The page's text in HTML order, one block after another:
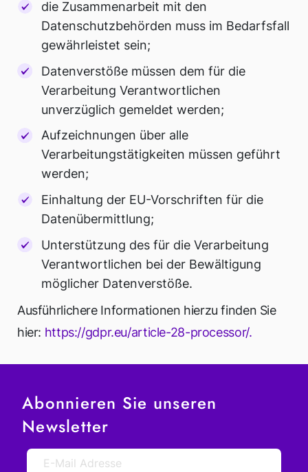
die Zusammenarbeit mit den
Datenschutzbehörden muss im Bedarfsfall
gewährleistet sein;
Datenverstöße müssen dem für die
Verarbeitung Verantwortlichen
unverzüglich gemeldet werden;
Aufzeichnungen über alle
Verarbeitungstätigkeiten müssen geführt
werden;
Einhaltung der EU-Vorschriften für die
Datenübermittlung;
Unterstützung des für die Verarbeitung
Verantwortlichen bei der Bewältigung
möglicher Datenverstöße.
Ausführlichere Informationen hierzu finden Sie
hier: https://gdpr.eu/article-28-processor/.
Abonnieren Sie unseren
Newsletter